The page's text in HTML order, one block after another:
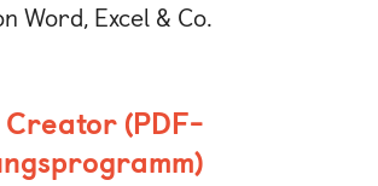
Word, Excel & Co.
Creator (PDF-